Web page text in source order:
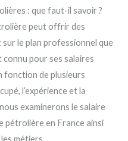
: que faut-il savoir ?
peut offrir des
le plan professionnel que
pour ses salaires
fonction de plusieurs
l’expérience et la
examinerons le salaire
pétrolière en France ainsi
métiers.